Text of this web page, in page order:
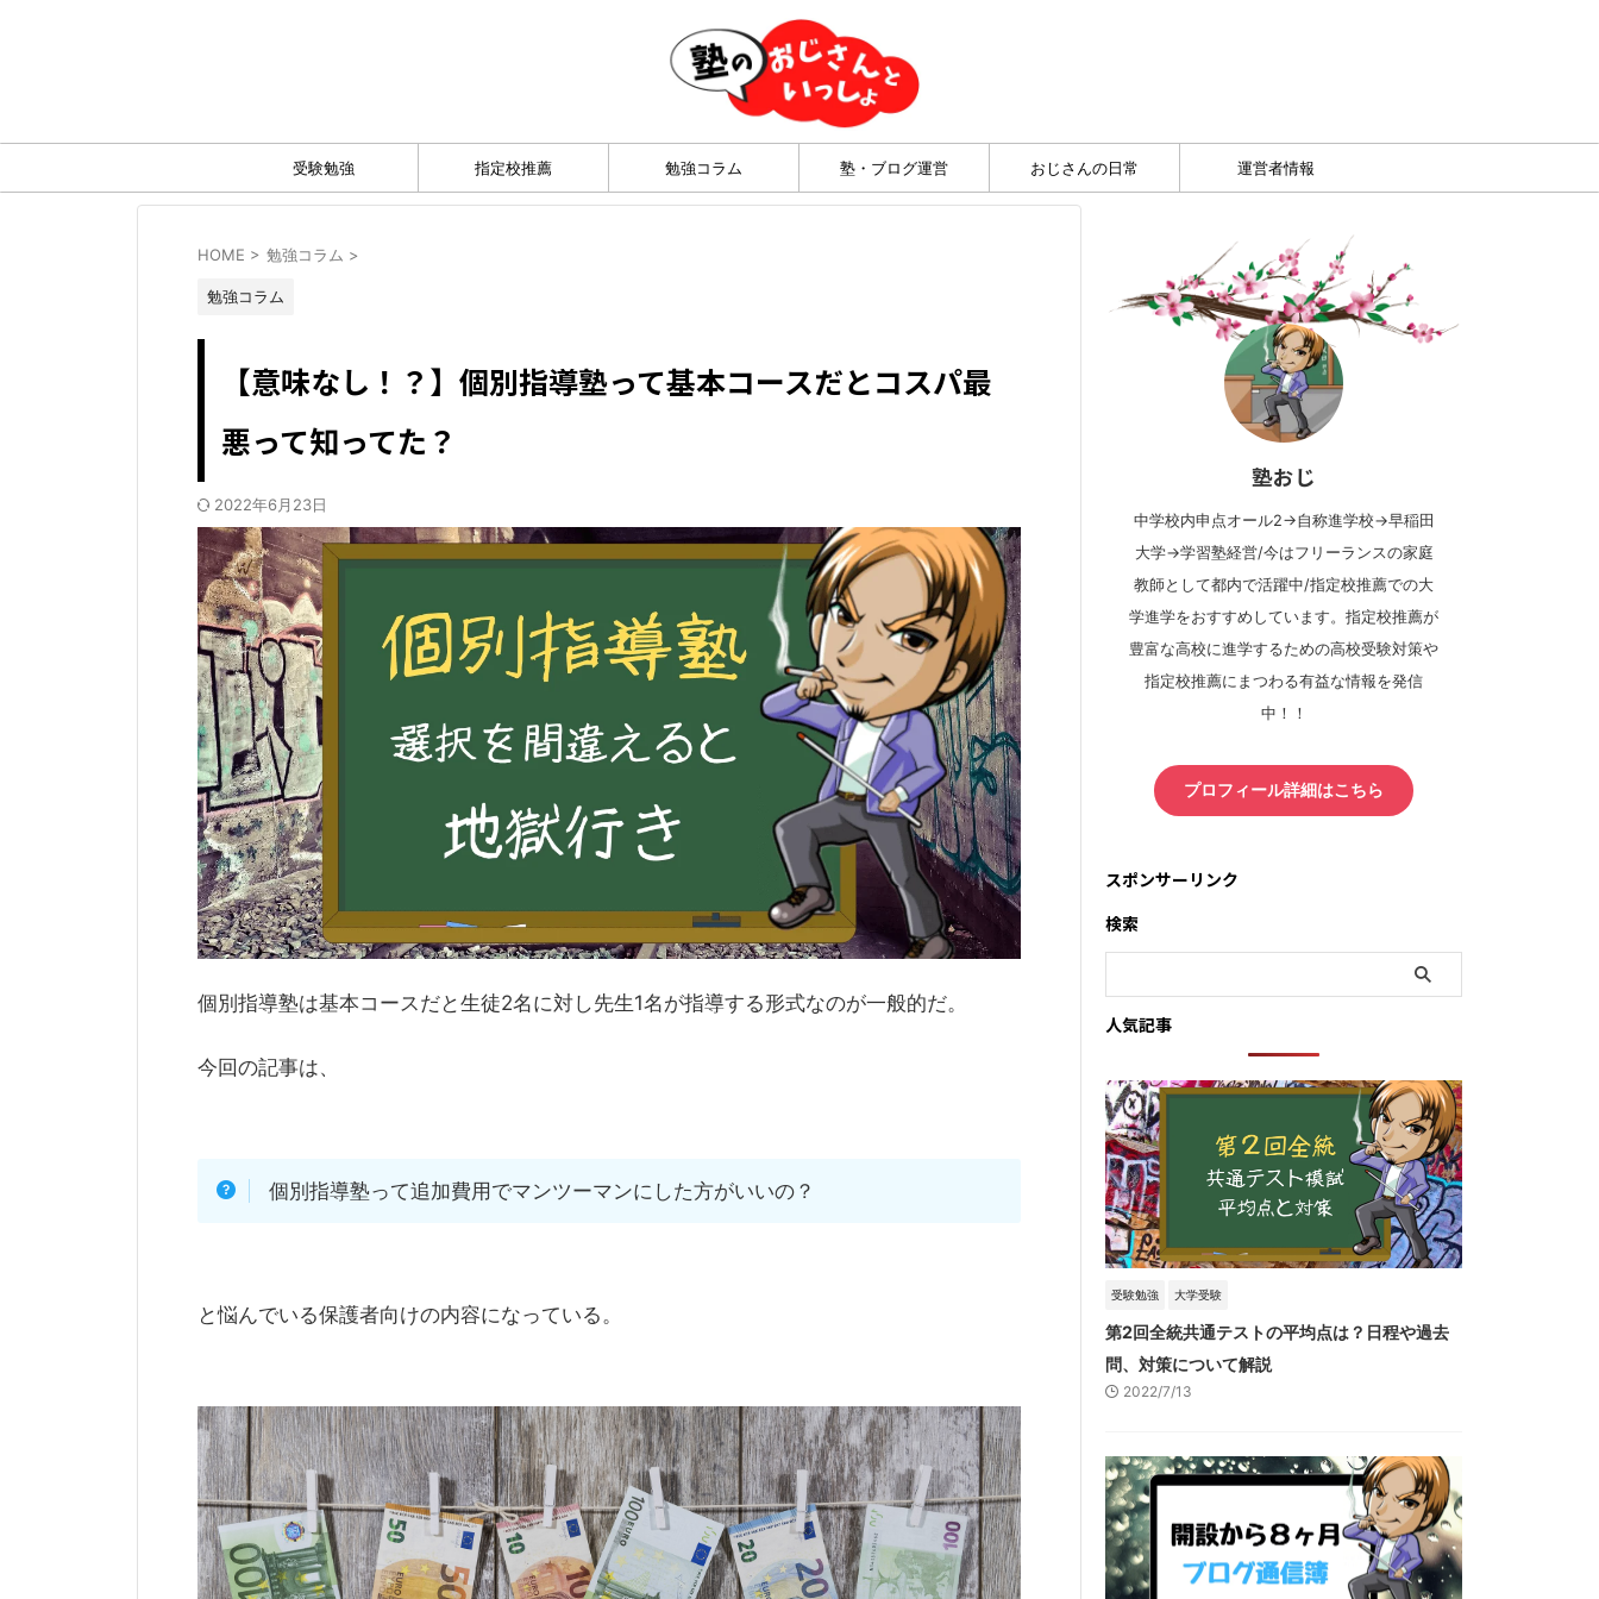
受験勉強 指定校推薦 勉強コラム 塾・ブログ運営 おじさんの日常 運営者情報
HOME > 勉強コラム >
勉強コラム
【意味なし！？】個別指導塾って基本コースだとコスパ最
悪って知ってた？
2022年6月23日
個別指導塾は基本コースだと生徒2名に対し先生1名が指導する形式なのが一般的だ。
今回の記事は、
個別指導塾って追加費用でマンツーマンにした方がいいの？
と悩んでいる保護者向けの内容になっている。
塾おじ
中学校内申点オール2→自称進学校→早稲田
大学→学習塾経営/今はフリーランスの家庭
教師として都内で活躍中/指定校推薦での大
学進学をおすすめしています。指定校推薦が
豊富な高校に進学するための高校受験対策や
指定校推薦にまつわる有益な情報を発信
中！！
プロフィール詳細はこちら
スポンサーリンク
検索
人気記事
受験勉強 大学受験
第2回全統共通テストの平均点は？日程や過去
問、対策について解説
2022/7/13